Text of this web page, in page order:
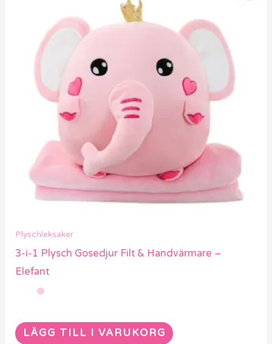
Plyschleksaker
3-i-1 Plysch Gosedjur Filt & Handvärmare –
Elefant
LÄGG TILL I VARUKORG